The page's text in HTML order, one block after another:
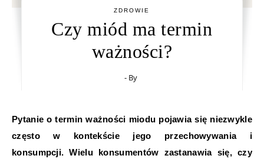
ZDROWIE
Czy miód ma termin
ważności?
- By
Pytanie o termin ważności miodu pojawia się niezwykle
często w kontekście jego przechowywania i
konsumpcji. Wielu konsumentów zastanawia się, czy